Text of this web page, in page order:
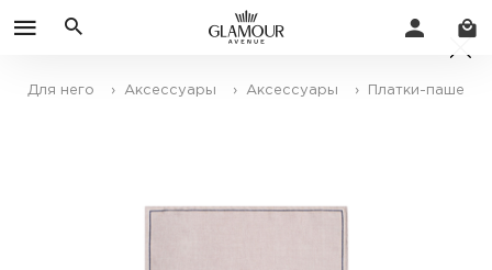
Для него › Аксессуары › Аксессуары › Платки-паше